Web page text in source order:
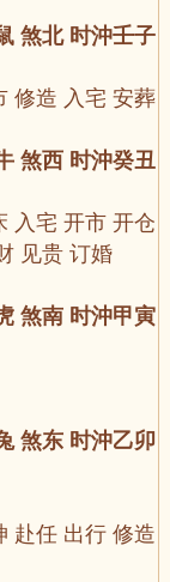
煞北 时沖壬子
修造 入宅 安葬
煞西 时沖癸丑
入宅 开市 开仓
见贵 订婚
煞南 时沖甲寅
煞东 时沖乙卯
赴任 出行 修造